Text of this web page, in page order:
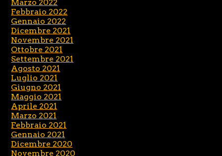
Marzo 2022
Febbraio 2022
Gennaio 2022
Dicembre 2021
Novembre 2021
Ottobre 2021
Settembre 2021
Agosto 2021
Luglio 2021
Giugno 2021
Maggio 2021
Aprile 2021
Marzo 2021
Febbraio 2021
Gennaio 2021
Dicembre 2020
Novembre 2020